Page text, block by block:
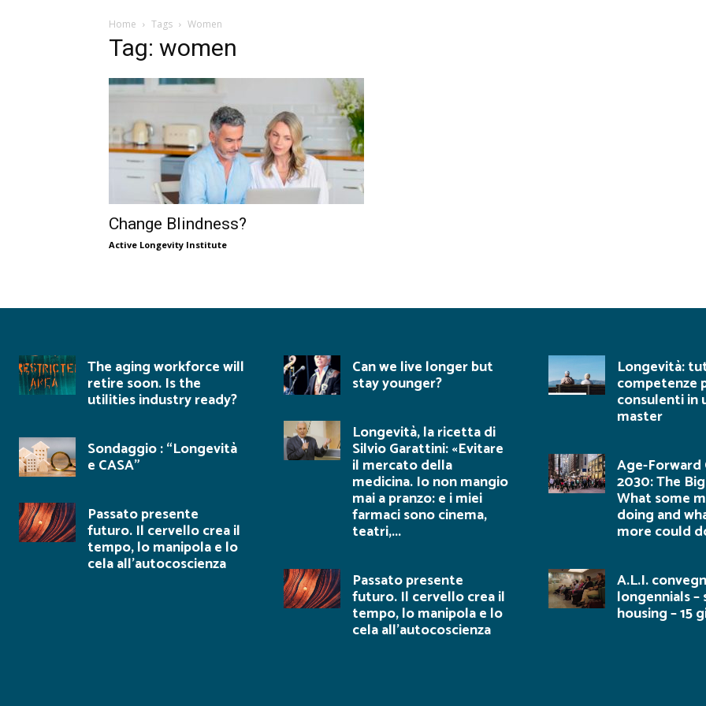
Home Tags Women
Tag: women
Change Blindness?
Active Longevity Institute
The aging workforce will
retire soon. Is the
utilities industry ready?
Sondaggio : “Longevità
e CASA”
Passato presente
futuro. Il cervello crea il
tempo, lo manipola e lo
cela all’autocoscienza
Can we live longer but
stay younger?
Longevità, la ricetta di
Silvio Garattini: «Evitare
il mercato della
medicina. Io non mangio
mai a pranzo: e i miei
farmaci sono cinema,
teatri,...
Passato presente
futuro. Il cervello crea il
tempo, lo manipola e lo
cela all’autocoscienza
Longevità:
competenze
consulenti in
master
Age-
2030: The
What some
doing and
more could
A.L.I.
longennials –
housing – 15